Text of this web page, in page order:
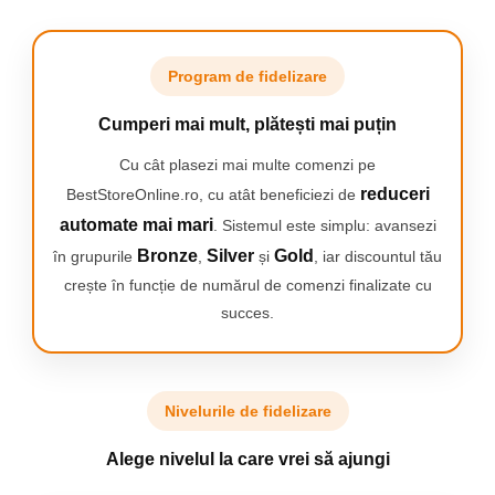
suporturi de expandare,reglare a lungimii în 4 trepte
230V, 50 Hz, consum de energie 200W
Protecție cu siguranță de 1,5A
ventuze stabilizatoare antiderapante
temperatura maximă de funcționare:40°C
47,98 × 31,5 × 11,48 cm
suprafață de masaj:45 × 28 cm
Program de fidelizare
Cumperi mai mult, plătești mai puțin
Cu cât plasezi mai multe comenzi pe
BestStoreOnline.ro, cu atât beneficiezi de reduceri
automate mai mari. Sistemul este simplu: avansezi
în grupurile Bronze Silver și Gold
, iar discountul tău
crește în funcție de numărul de comenzi finalizate cu
succes.
Nivelurile de fidelizare
Alege nivelul la care vrei să ajungi